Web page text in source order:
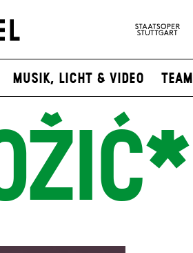
Musik, Licht & Video Team